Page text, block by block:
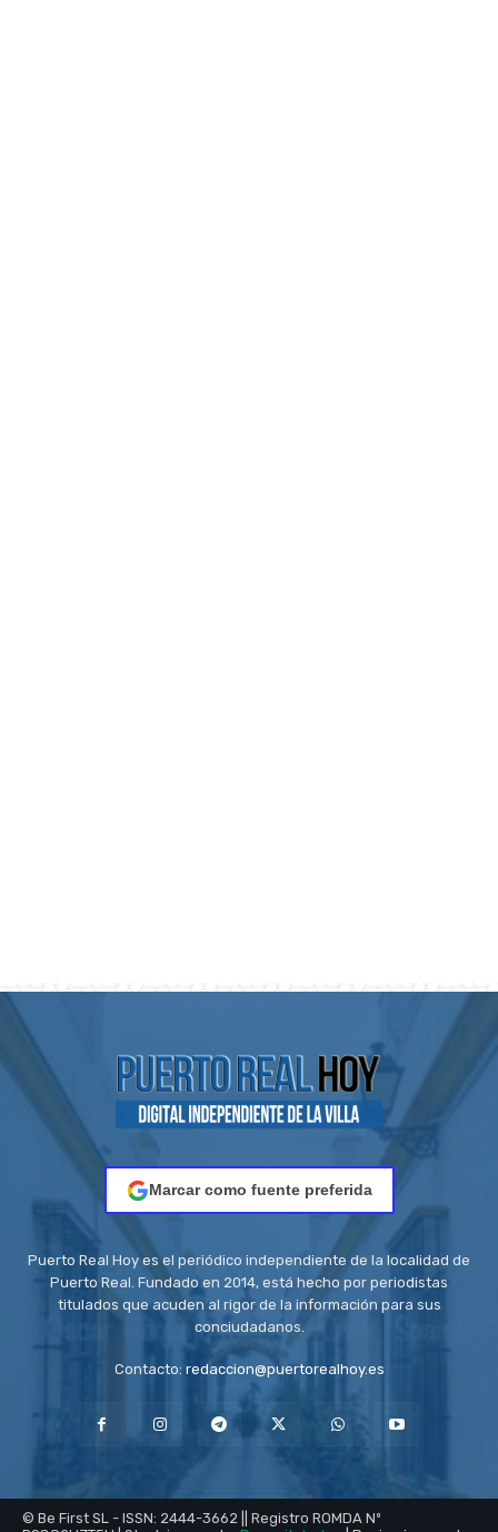
Marcar como fuente preferida
Puerto Real Hoy es el periódico independiente de la localidad de
Puerto Real. Fundado en 2014, está hecho por periodistas
titulados que acuden al rigor de la información para sus
conciudadanos.
Contacto: redaccion@puertorealhoy.es
© Be First SL - ISSN: 2444-3662 || Registro ROMDA Nº